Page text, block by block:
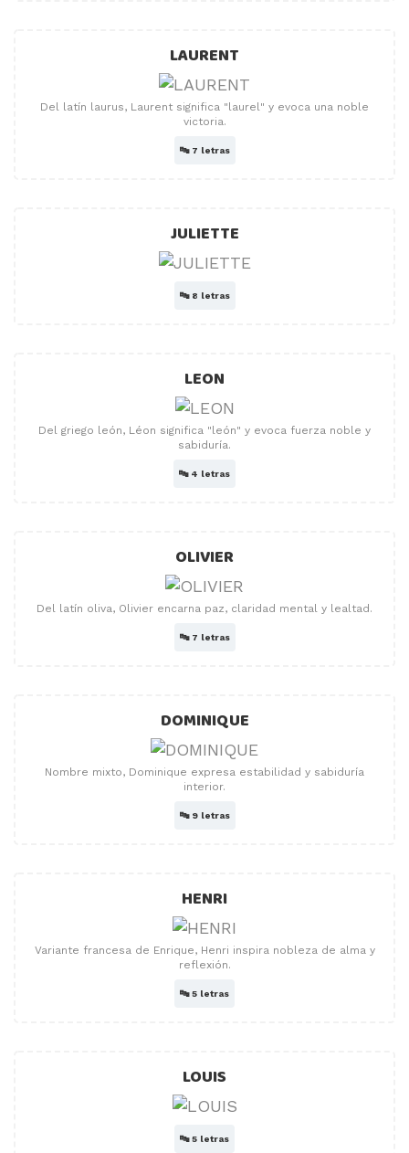
LAURENT
Del latín laurus, Laurent significa "laurel" y evoca una noble
victoria.
🔤 7 letras
JULIETTE
🔤 8 letras
LEON
Del griego león, Léon significa "león" y evoca fuerza noble y
sabiduría.
🔤 4 letras
OLIVIER
Del latín oliva, Olivier encarna paz, claridad mental y lealtad.
🔤 7 letras
DOMINIQUE
Nombre mixto, Dominique expresa estabilidad y sabiduría
interior.
🔤 9 letras
HENRI
Variante francesa de Enrique, Henri inspira nobleza de alma y
reflexión.
🔤5 letras
LOUIS
🔤5 letras